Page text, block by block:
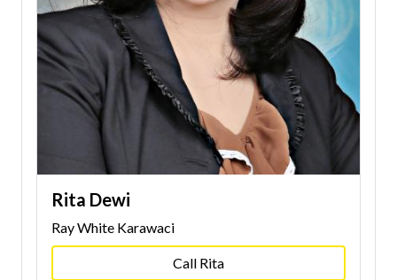
Rita Dewi
Ray White Karawaci
Call Rita